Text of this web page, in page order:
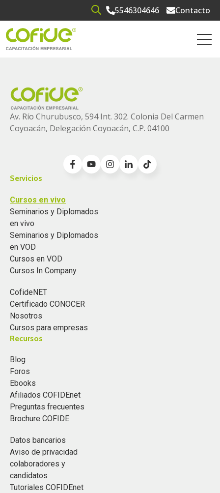
Open search5546304646 Contacto
Av. Río Churubusco, 594 Int. 302. Colonia Del Carmen
Coyoacán, Delegación Coyoacán, C.P. 04100
Servicios
Cursos en vivo
Seminarios y Diplomados
en vivo
Seminarios y Diplomados
en VOD
Cursos en VOD
Cursos In Company
CofideNET
Certificado CONOCER
Nosotros
Cursos para empresas
Recursos
Blog
Foros
Ebooks
Afiliados COFIDEnet
Preguntas frecuentes
Brochure COFIDE
Datos bancarios
Aviso de privacidad
colaboradores y
candidatos
Tutoriales COFIDEnet